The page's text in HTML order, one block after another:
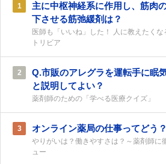
1
主に中枢神経系に作用し、筋肉
下させる筋弛緩剤は？
医師も「いいね」した！ 人に教えたくな
トリビア
2
Q.市販のアレグラを運転手に眠
と説明してよい？
薬剤師のための「学べる医療クイズ」
3 オンライン薬局の仕事ってどう？
やりがいは？働きやすさは？～薬剤師に
ュー